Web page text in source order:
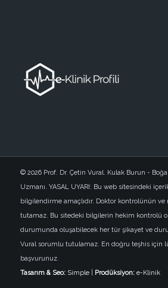
© 2026 Prof. Dr. Çetin Vural. Kulak Burun -
Uzmanı. YASAL UYARI: Bu web sitesindeki
bilgilendirme amaçlıdır. Doktor kontrolünün
tutamaz. Bu sitedeki bilgilerin hekim kontrolü
durumunda oluşabilecek her tür şikayet ve
Vural sorumlu tutulamaz. En doğru teşhis için
başvurunuz.
Tasarım & Seo: Simple| Prodüksiyon: e-Klinik